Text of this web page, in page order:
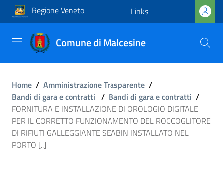
Regione Veneto Links
Comune di Malcesine
Home / Amministrazione Trasparente /
Bandi di gara e contratti / Bandi di gara e contratti /
FORNITURA E INSTALLAZIONE DI OROLOGIO DIGITALE
PER IL CORRETTO FUNZIONAMENTO DEL ROCCOGLITORE
DI RIFIUTI GALLEGGIANTE SEABIN INSTALLATO NEL
PORTO [..]